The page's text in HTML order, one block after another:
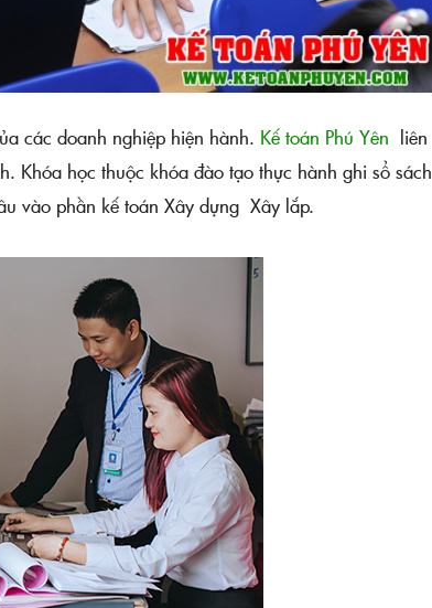
các doanh nghiệp hiện hành. Kế toán Phú Yên liên
Khóa học thuộc khóa đào tạo thực hành ghi sổ sách
vào phần kế toán Xây dựng Xây lắp.